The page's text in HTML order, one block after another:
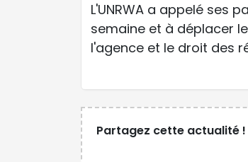
L'UNRWA a appelé ses
semaine et à déplacer
l'agence et le droit des
Partagez cette actualité !